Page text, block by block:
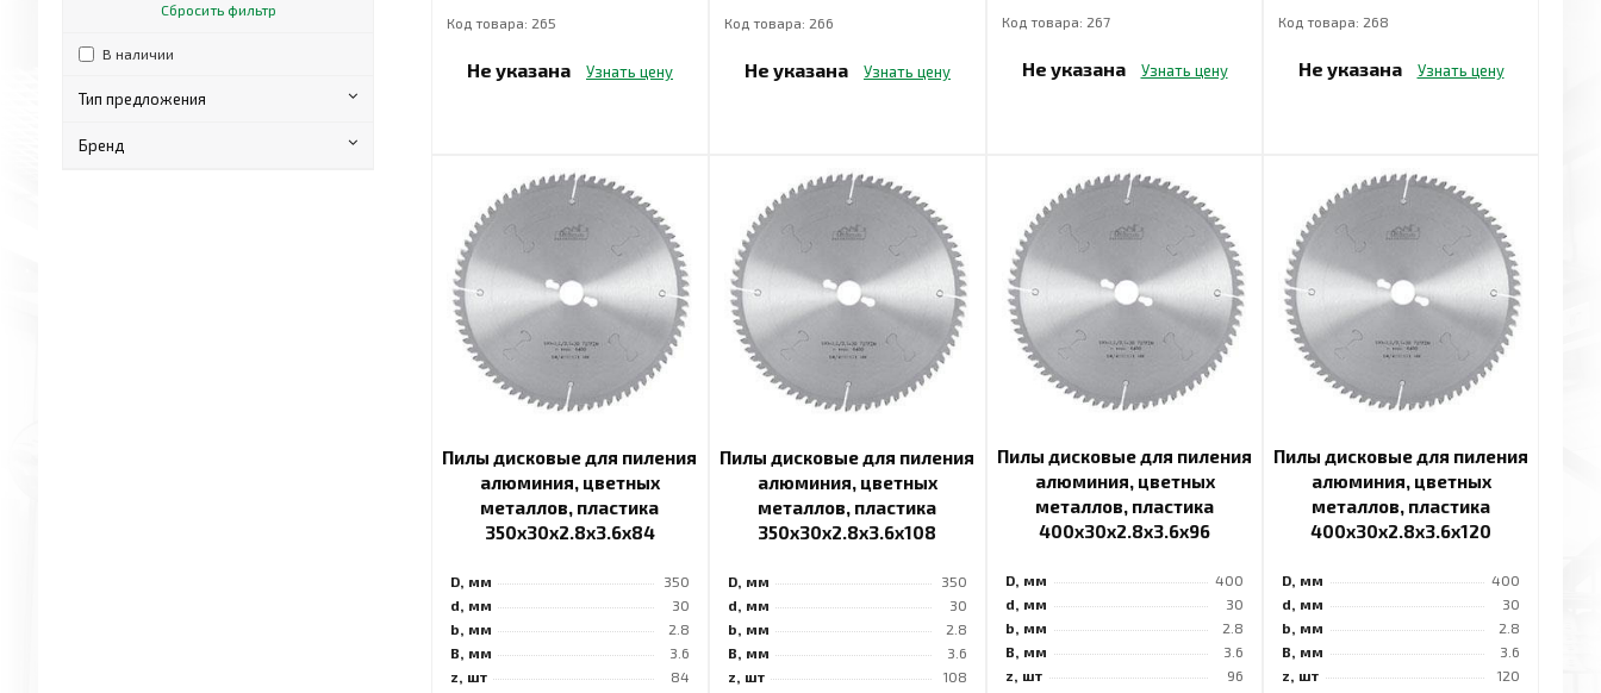
Сбросить фильтр
В наличии
Тип предложения
Бренд
Код товара: 265
Не указана Узнать цену
Код товара: 266
Не указана Узнать цену
Код товара: 267
Не указана Узнать цену
Код товара: 268
Не указана Узнать цену
Пилы дисковые для пиления
алюминия, цветных
металлов, пластика
350x30x2.8x3.6x84
D, мм
350
d, мм
30
b, мм
2.8
B, мм
3.6
z, шт
84
Пилы дисковые для пиления
алюминия, цветных
металлов, пластика
350x30x2.8x3.6x108
D, мм
350
d, мм
30
b, мм
2.8
B, мм
3.6
z, шт
108
Пилы дисковые для пиления
алюминия, цветных
металлов, пластика
400x30x2.8x3.6x96
D, мм
400
d, мм
30
b, мм
2.8
B, мм
3.6
z, шт
96
Пилы дисковые для пиления
алюминия, цветных
металлов, пластика
400x30x2.8x3.6x120
D, мм
400
d, мм
30
b, мм
2.8
B, мм
3.6
z, шт
120